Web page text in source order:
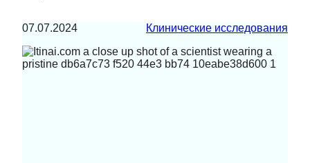
07.07.2024 Клинические исследования